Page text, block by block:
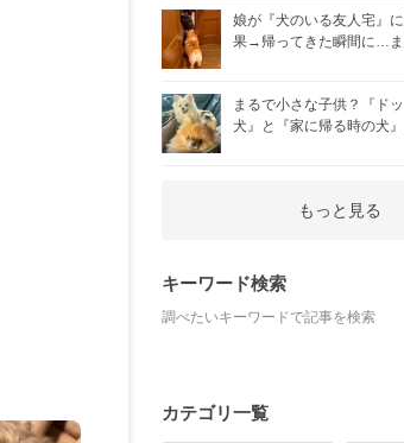
娘が『犬のいる友人宅』
果→帰ってきた瞬間に…
まるで小さな子供？『ド
犬』と『家に帰る時の犬
もっと見る
キーワード検索
調べたいキーワードで記事を検索
カテゴリ一覧